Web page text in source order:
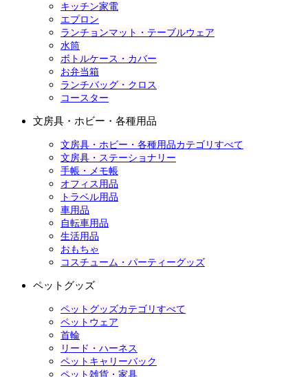
キッチン家電
エプロン
ランチョンマット・テーブルウェア
水筒
ボトルケース・カバー
お弁当箱
ランチバッグ・クロス
コースター
文房具・ホビー・各種用品
文房具・ホビー・各種用品カテゴリすべて
文房具・ステーショナリー
手帳・メモ帳
オフィス用品
トラベル用品
車用品
自転車用品
生活用品
おもちゃ
コスチューム・パーティーグッズ
ペットグッズ
ペットグッズカテゴリすべて
ペットウェア
首輪
リード・ハーネス
ペットキャリーバック
ペット雑貨・家具